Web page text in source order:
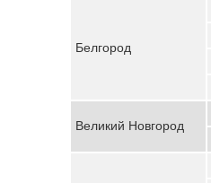
Белгород
Великий Новгород